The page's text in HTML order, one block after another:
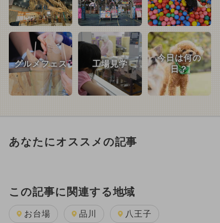
グルメフェス 工場見学
今日は何の
日？
あなたにオススメの記事
この記事に関連する地域
お台場 品川 八王子